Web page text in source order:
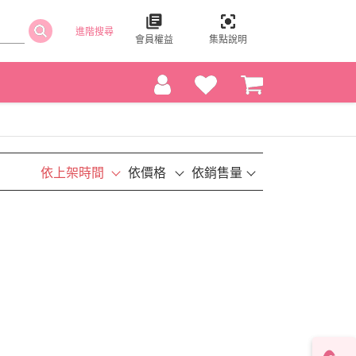
進階搜尋
會員權益 集點說明
依上架時間 依價格 依銷售量